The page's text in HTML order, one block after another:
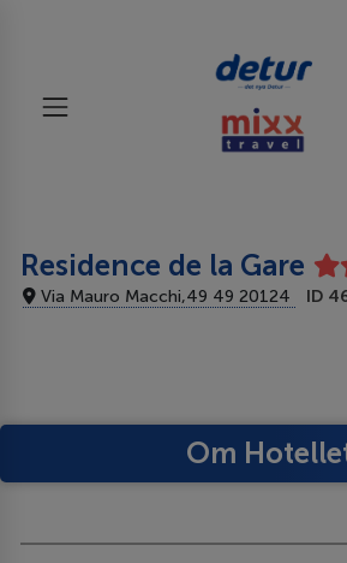
Residence de la Gare
Via Mauro Macchi,49 49 20124 ID
Om